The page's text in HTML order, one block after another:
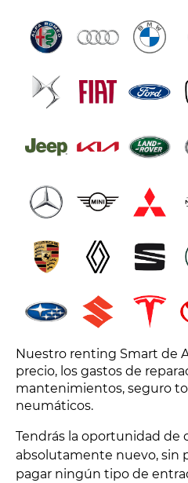
Nuestro renting Smart de
precio, los gastos de
mantenimientos, seguro
neumáticos.
Tendrás la oportunidad de
absolutamente nuevo, sin
pagar ningún tipo de